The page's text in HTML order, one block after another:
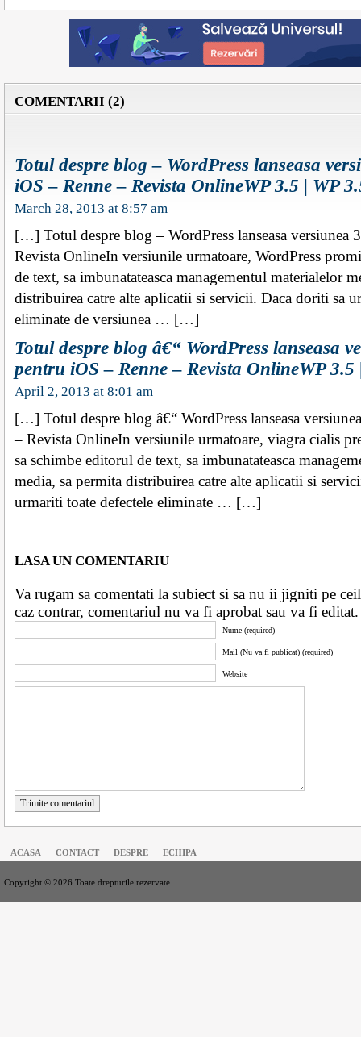
COMENTARII (2)
Totul despre blog – WordPress lanseasa
iOS – Renne – Revista OnlineWP 3.5 | WP
March 28, 2013 at 8:57 am
[…] Totul despre blog – WordPress lanseasa versiunea
Revista OnlineIn versiunile urmatoare, WordPress
de text, sa imbunatateasca managementul materialelor
distribuirea catre alte aplicatii si servicii. Daca doriti sa
eliminate de versiunea … […]
Totul despre blog â€“ WordPress lanseasa
pentru iOS – Renne – Revista OnlineWP 3.5
April 2, 2013 at 8:01 am
[…] Totul despre blog â€“ WordPress lanseasa
– Revista OnlineIn versiunile urmatoare, viagra cialis
sa schimbe editorul de text, sa imbunatateasca
media, sa permita distribuirea catre alte aplicatii si
urmariti toate defectele eliminate … […]
LASA UN COMENTARIU
Va rugam sa comentati la subiect si sa nu ii jigniti pe
caz contrar, comentariul nu va fi aprobat sau va fi
Nume (required)
Mail (Nu va fi publicat) (required)
Website
Trimite comentariul
ACASA CONTACT DESPRE ECHIPA
Copyright © 2026 Toate drepturile rezervate.